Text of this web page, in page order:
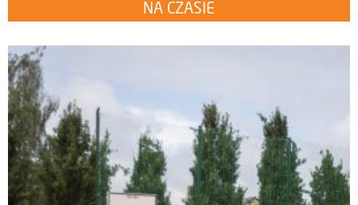
NA CZASIE